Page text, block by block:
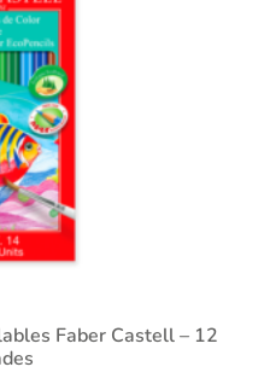
Faber Castell – 12